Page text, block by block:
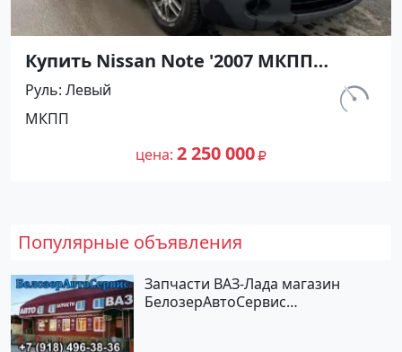
Купить Nissan Note '2007 МКПП
(1400/88 л.с.) Бензин инжектор
Рисовый цвет Синий Хетчбэк по
цене 2250000 рублей, объявление
№27444 на сайте Авторынок23
км.
Руль Левый
МКПП
цена 2 250 000
Популярные объявления
Запчасти ВАЗ-Лада магазин
БелозерАвтоСервис